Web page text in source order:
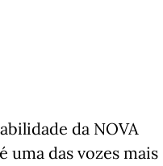
da NOVA
uma das vozes mais